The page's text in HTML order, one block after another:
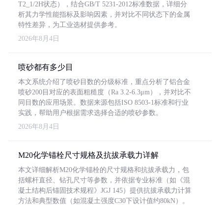
T2_1/2H状态），结合GB/T 5231-2012标准数据，详细分
析其力学性能指标及影响因素，并对比不同状态下的金属
特性差异，为工业选材提供参考。
2026年8月4日
喷砂都有多少目
本文系统介绍了喷砂目数的分级标准，重点分析了铝合金
喷砂200目对应的表面粗糙度（Ra 3.2-6.3μm），并对比不
同目数的应用场景。数据来源包括ISO 8503-1标准和行业
实践，帮助用户根据需求选择合适的喷砂参数。
2026年8月4日
M20化学锚栓尺寸规格及抗拔承载力详解
本文详细解析M20化学锚栓的尺寸规格和抗拔承载力，包
括螺杆直径、钻孔尺寸等参数，并依据专业标准（如《混
凝土结构后锚固技术规程》JGJ 145）提供抗拔承载力计算
方法和典型数值（如混凝土强度C30下设计值约80kN）。